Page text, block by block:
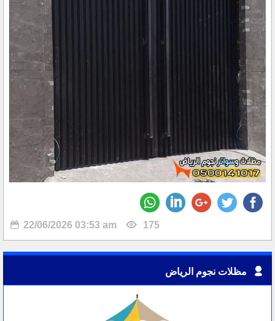
22/06/2026 03:53 am 175
مظلات نجوم الرياض